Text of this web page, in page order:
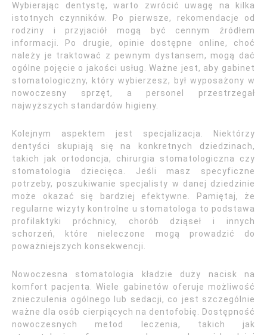
Wybierając dentystę, warto zwrócić uwagę na kilka
istotnych czynników. Po pierwsze, rekomendacje od
rodziny i przyjaciół mogą być cennym źródłem
informacji. Po drugie, opinie dostępne online, choć
należy je traktować z pewnym dystansem, mogą dać
ogólne pojęcie o jakości usług. Ważne jest, aby gabinet
stomatologiczny, który wybierzesz, był wyposażony w
nowoczesny sprzęt, a personel przestrzegał
najwyższych standardów higieny.
Kolejnym aspektem jest specjalizacja. Niektórzy
dentyści skupiają się na konkretnych dziedzinach,
takich jak ortodoncja, chirurgia stomatologiczna czy
stomatologia dziecięca. Jeśli masz specyficzne
potrzeby, poszukiwanie specjalisty w danej dziedzinie
może okazać się bardziej efektywne. Pamiętaj, że
regularne wizyty kontrolne u stomatologa to podstawa
profilaktyki próchnicy, chorób dziąseł i innych
schorzeń, które nieleczone mogą prowadzić do
poważniejszych konsekwencji.
Nowoczesna stomatologia kładzie duży nacisk na
komfort pacjenta. Wiele gabinetów oferuje możliwość
znieczulenia ogólnego lub sedacji, co jest szczególnie
ważne dla osób cierpiących na dentofobię. Dostępność
nowoczesnych metod leczenia, takich jak